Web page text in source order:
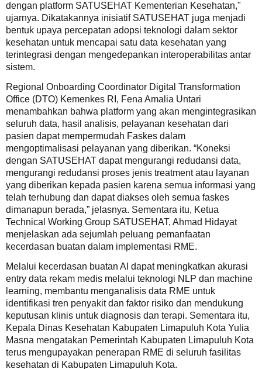
dengan platform SATUSEHAT Kementerian Kesehatan,"
ujarnya. Dikatakannya inisiatif SATUSEHAT juga menjadi
bentuk upaya percepatan adopsi teknologi dalam sektor
kesehatan untuk mencapai satu data kesehatan yang
terintegrasi dengan mengedepankan interoperabilitas antar
sistem.
Regional Onboarding Coordinator Digital Transformation
Office (DTO) Kemenkes RI, Fena Amalia Untari
menambahkan bahwa platform yang akan mengintegrasikan
seluruh data, hasil analisis, pelayanan kesehatan dari
pasien dapat mempermudah Faskes dalam
mengoptimalisasi pelayanan yang diberikan. “Koneksi
dengan SATUSEHAT dapat mengurangi redudansi data,
mengurangi redudansi proses jenis treatment atau layanan
yang diberikan kepada pasien karena semua informasi yang
telah terhubung dan dapat diakses oleh semua faskes
dimanapun berada,” jelasnya. Sementara itu, Ketua
Technical Working Group SATUSEHAT, Ahmad Hidayat
menjelaskan ada sejumlah peluang pemanfaatan
kecerdasan buatan dalam implementasi RME.
Melalui kecerdasan buatan AI dapat meningkatkan akurasi
entry data rekam medis melalui teknologi NLP dan machine
learning, membantu menganalisis data RME untuk
identifikasi tren penyakit dan faktor risiko dan mendukung
keputusan klinis untuk diagnosis dan terapi. Sementara itu,
Kepala Dinas Kesehatan Kabupaten Limapuluh Kota Yulia
Masna mengatakan Pemerintah Kabupaten Limapuluh Kota
terus mengupayakan penerapan RME di seluruh fasilitas
kesehatan di Kabupaten Limapuluh Kota.